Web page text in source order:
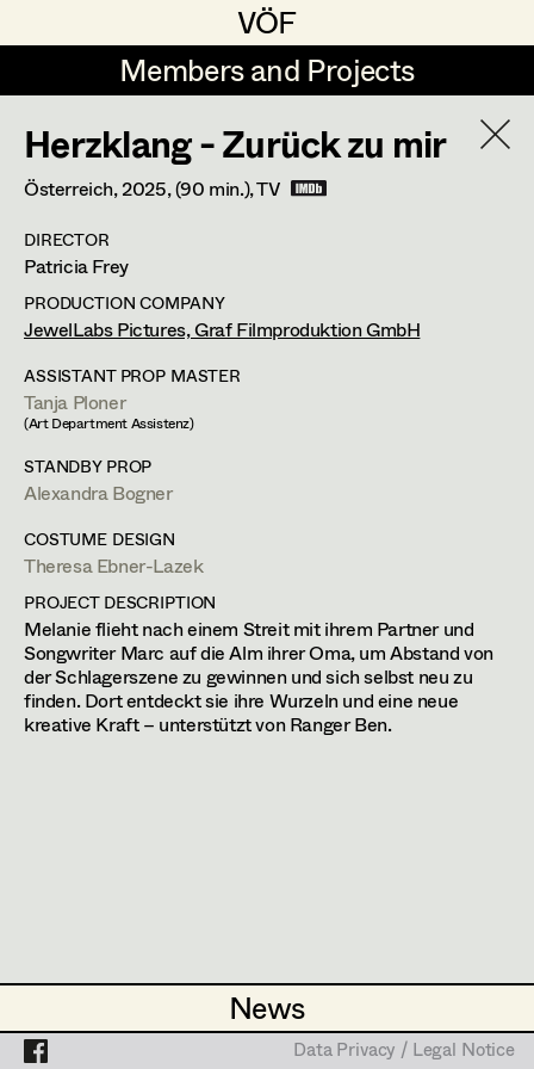
VÖF
VÖF
Members and Projects
Members and Projects
News
News
DE EN HOME
Art Department
Costume Department
Retired Members
Honorary Members
In Memoriam
Projects
Data Privacy / Legal Notice
YEAR
2026
PROJECT
30 Bullets
A. Arash Riahi, Cinema
Blind Ermittelt 15
S. Tafel, TV
Crystal Wall - Staffel 2
C. Klant, Wiederkehr, TV
Der Geier - Blut & Zweifel
F. Baxmeyer, TV
Der Geier - Schattengeld
F. Baxmeyer, TV
Der von Oben
C. Schier, TV
Die 3. Hochzeit
M. Unger, TV
M. Peren, Cinema
Die Reise - Rahil
Herzklang - Zurück zu mir
Österreich,2025, (90 min.), TV
DIRECTOR
Patricia Frey
PRODUCTION COMPANY
JewelLabs Pictures, Graf Filmproduktion GmbH
ASSISTANT PROP MASTER
Tanja Ploner
(Art Department Assistenz)
STANDBY PROP
Alexandra Bogner
COSTUME DESIGN
Theresa Ebner-Lazek
PROJECT DESCRIPTION
Melanie flieht nach einem Streit mit ihrem Partner und
Songwriter Marc auf die Alm ihrer Oma, um Abstand von
der Schlagerszene zu gewinnen und sich selbst neu zu
finden. Dort entdeckt sie ihre Wurzeln und eine neue
kreative Kraft – unterstützt von Ranger Ben.
Data Privacy / Legal Notice